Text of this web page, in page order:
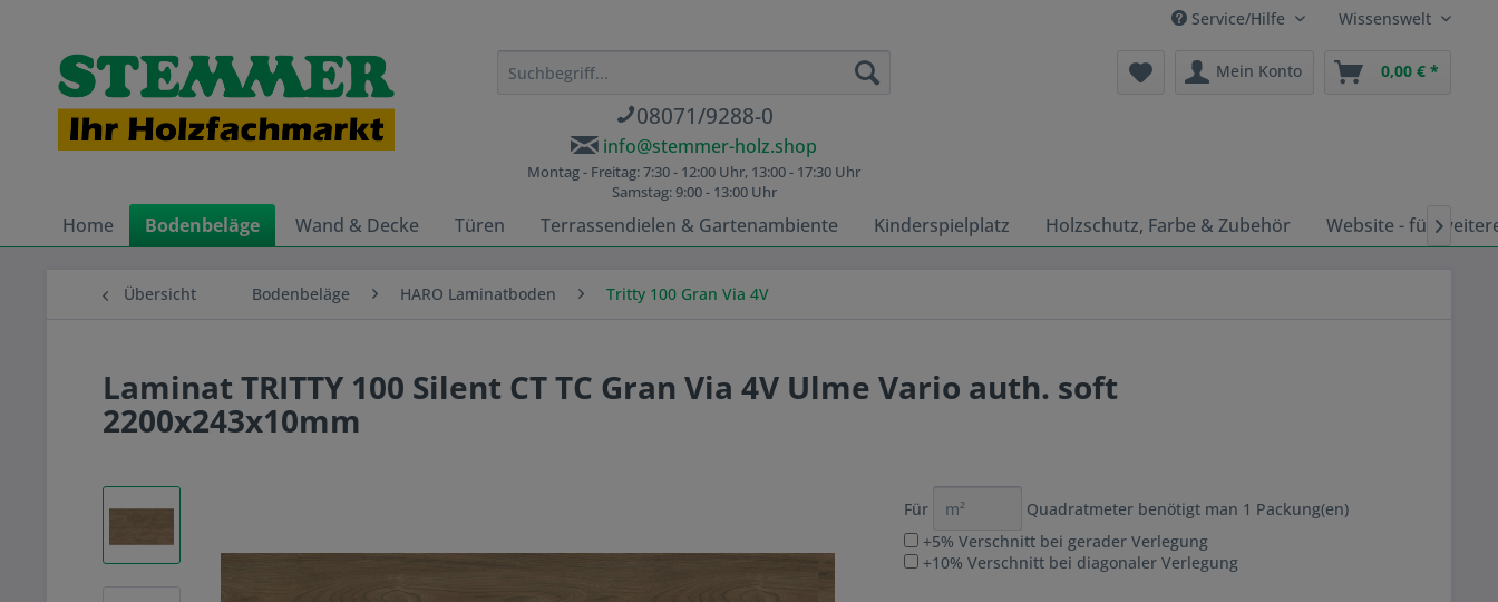
Service/Hilfe Wissenswelt
08071/9288-0
info@stemmer-holz.shop
Montag - Freitag: 7:30 - 12:00 Uhr, 13:00 - 17:30 Uhr
Samstag: 9:00 - 13:00 Uhr
Mein Konto 0,00 € *
Home Bodenbeläge Wand & Decke Türen Terrassendielen & Gartenambiente Kinderspielplatz Holzschutz, Farbe & Zubehör Website - für
Übersicht Bodenbeläge HARO Laminatboden Tritty 100 Gran Via 4V
Laminat TRITTY 100 Silent CT TC Gran Via 4V Ulme Vario auth. soft
2200x243x10mm
Für Quadratmeter benötigt man 1 Packung(en)
+5% Verschnitt bei gerader Verlegung
+10% Verschnitt bei diagonaler Verlegung